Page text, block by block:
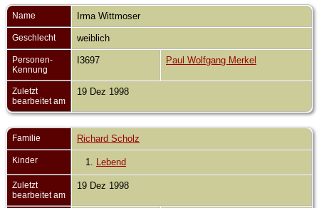
Name Irma Wittmoser
Geschlecht weiblich
Personen-
Kennung
I3697 Paul Wolfgang Merkel
Zuletzt
bearbeitet am
19 Dez 1998
Familie Richard Scholz
Kinder 1. Lebend
Zuletzt
bearbeitet am
19 Dez 1998